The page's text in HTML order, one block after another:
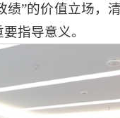
”的价值立场，
指导意义。